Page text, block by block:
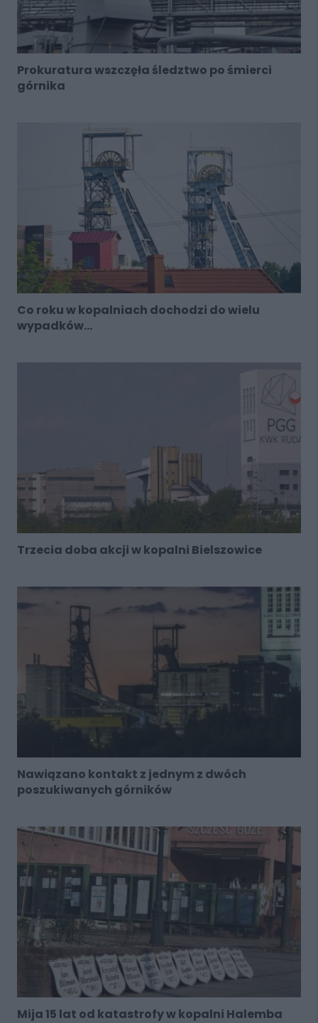
Prokuratura wszczęła śledztwo po śmierci
górnika
Co roku w kopalniach dochodzi do wielu
wypadków...
Trzecia doba akcji w kopalni Bielszowice
Nawiązano kontakt z jednym z dwóch
poszukiwanych górników
Mija 15 lat od katastrofy w kopalni Halemba